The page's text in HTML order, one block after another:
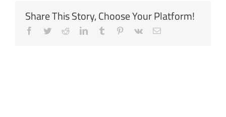
Share This Story, Choose Your Platform!
Facebook
TwitterRedditLinkedInTumblr Pinterest
Vk Email